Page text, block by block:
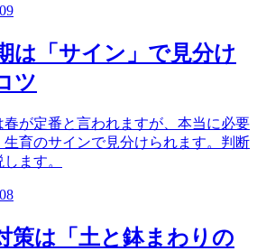
は「サイン」で見分け
ツ
が定番と言われますが、本当に必要
育のサインで見分けられます。判断
ます。
策は「土と鉢まわりの